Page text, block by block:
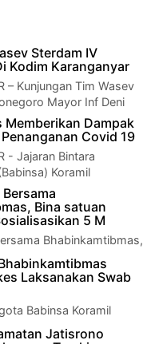
Sterdam IV
Kodim Karanganyar
– Kunjungan Tim Wasev
Mayor Inf Deni
Syarifud…
Memberikan Dampak
Covid 19
- Jajaran Bintara
Koramil
dan
Bina satuan
5 M
Bhabinkamtibmas,
Dan Sosialisasikan 5
Laksanakan Swab
Babinsa Koramil
Wahyu dan
Jatisrono